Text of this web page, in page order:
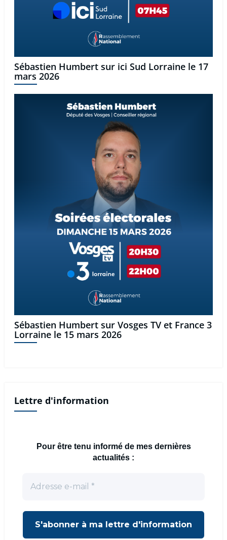
Sébastien Humbert sur ici Sud Lorraine le 17
mars 2026
Sébastien Humbert sur Vosges TV et France 3
Lorraine le 15 mars 2026
Lettre d'information
Pour être tenu informé de mes dernières
actualités :